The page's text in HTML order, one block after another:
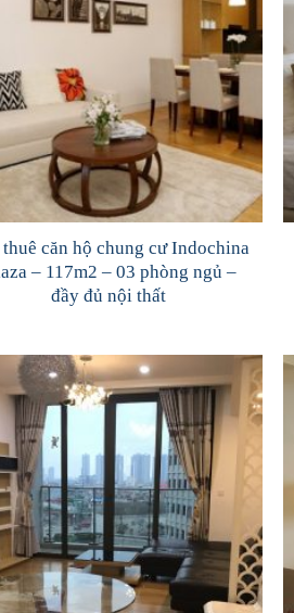
thuê căn hộ chung cư Indochina
– 117m2 – 03 phòng ngủ –
đầy đủ nội thất
Add to
Wishlist